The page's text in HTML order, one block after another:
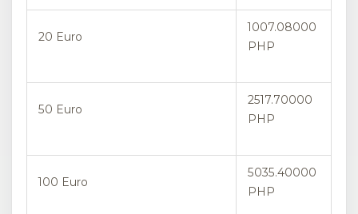
20 Euro
1007.08000
PHP
50 Euro
2517.70000
PHP
100 Euro
5035.40000
PHP